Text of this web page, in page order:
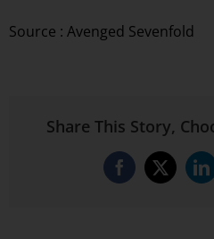
Source : Avenged Sevenfold
Share This Story,
Facebook
X